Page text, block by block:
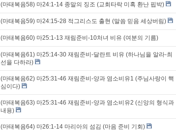
(마태복음58) 마24:1-14 종말의 징조 (교회타락 미혹 환난 핍박)
(마태복음59) 마24:15-28 적그리스도 출현 (말씀 믿음 세상버림)
(마태복음60) 마25:1-13 재림준비-10처녀 비유 (여분의 기름)
(마태복음61) 마25:14-30 재림준비-달란트 비유 (하나님을 알라-최
선을 다하라)
(마태복음62) 마25:31-46 재림준비-양과 염소비유1 (주님사랑이 핵
심이다)
(마태복음63) 마25:31-46 재림준비-양과 염소비유2 (신앙의 형식과
내용)
(마태복음64) 마26:1-14 마리아의 섬김 (마음 준비 기회)